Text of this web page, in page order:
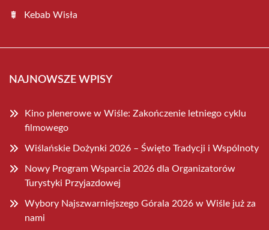
Kebab Wisła
NAJNOWSZE WPISY
Kino plenerowe w Wiśle: Zakończenie letniego cyklu
filmowego
Wiślańskie Dożynki 2026 – Święto Tradycji i Wspólnoty
Nowy Program Wsparcia 2026 dla Organizatorów
Turystyki Przyjazdowej
Wybory Najszwarniejszego Górala 2026 w Wiśle już za
nami